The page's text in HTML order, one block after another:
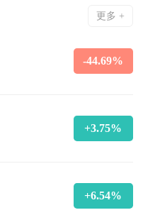
更多 +
-44.69%
+3.75%
+6.54%